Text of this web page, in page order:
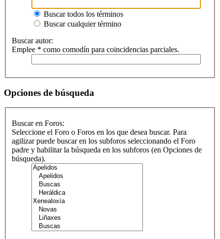
Buscar todos los términos
Buscar cualquier término
Buscar autor:
Emplee * como comodín para coincidencias parciales.
Opciones de búsqueda
Buscar en Foros:
Seleccione el Foro o Foros en los que desea buscar. Para
agilizar puede buscar en los subforos seleccionando el Foro
padre y habilitar la búsqueda en los subforos (en Opciones de
búsqueda).